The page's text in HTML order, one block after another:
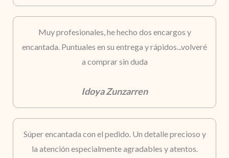
Muy profesionales, he hecho dos encargos y
encantada. Puntuales en su entrega y rápidos...volveré
a comprar sin duda
Idoya Zunzarren
Súper encantada con el pedido. Un detalle precioso y
la atención especialmente agradables y atentos.